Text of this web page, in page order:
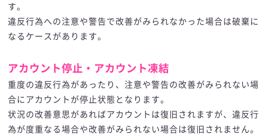
す。
違反行為への注意や警告で改善がみられなかった場合は破棄に
なるケースがあります。
アカウント停止・アカウント凍結
重度の違反行為があったり、注意や警告の改善がみられない場
合にアカウントが停止状態となります。
状況の改善意思があればアカウントは復旧されますが、違反行
為が度重なる場合や改善がみられない場合は復旧されません。